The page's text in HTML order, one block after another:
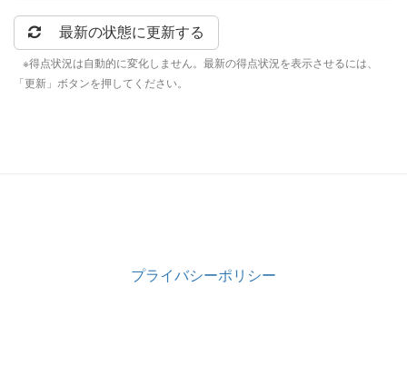
最新の状態に更新する
※得点状況は自動的に変化しません。最新の得点状況を表示させるには、
「更新」ボタンを押してください。
プライバシーポリシー